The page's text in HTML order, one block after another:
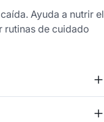
Ayuda a nutrir el
rutinas de cuidado